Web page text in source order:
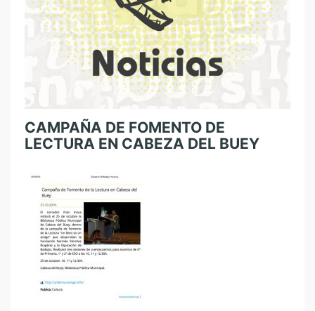
CAMPAÑA DE FOMENTO DE
LECTURA EN CABEZA DEL BUEY